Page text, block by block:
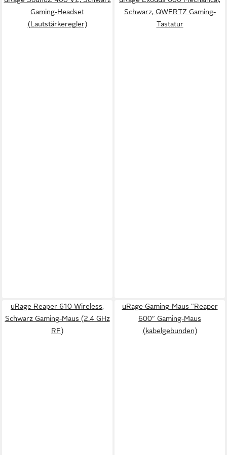
Gaming-Headset
(Lautstärkeregler)
Schwarz, QWERTZ Gaming-
Tastatur
uRage Reaper 610 Wireless,
Schwarz Gaming-Maus (2.4 GHz
RF)
uRage Gaming-Maus "Reaper
600” Gaming-Maus
(kabelgebunden)